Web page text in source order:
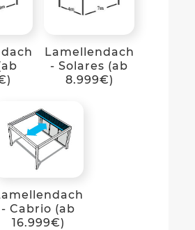
Lamellendach
- Solares (ab
8.999€)
- Cabrio (ab
16.999€)